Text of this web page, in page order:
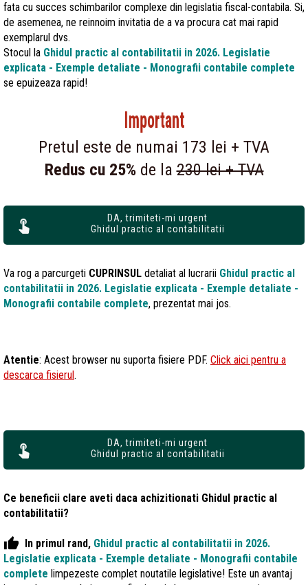
fata cu succes schimbarilor complexe din legislatia fiscal-contabila. Si,
de asemenea, ne reinnoim invitatia de a va procura cat mai rapid
exemplarul dvs.
Stocul la Ghidul practic al contabilitatii in 2026. Legislatie
explicata - Exemple detaliate - Monografii contabile complete
se epuizeaza rapid!
Important
Pretul este de numai 173 lei + TVA
Redus cu 25%de la230 lei + TVA
DA, trimiteti-mi urgent
Ghidul practic al contabilitatii
Va rog a parcurgeti CUPRINSUL detaliat al lucrarii Ghidul practic al
contabilitatii in 2026. Legislatie explicata - Exemple detaliate -
Monografii contabile complete, prezentat mai jos.
Atentie: Acest browser nu suporta fisiere PDF. Click aici pentru a
descarca fisierul.
DA, trimiteti-mi urgent
Ghidul practic al contabilitatii
Ce beneficii clare aveti daca achizitionati Ghidul practic al
contabilitatii?
thumb_up In primul rand, Ghidul practic al contabilitatii in 2026.
Legislatie explicata - Exemple detaliate - Monografii contabile
complete limpezeste complet noutatile legislative! Este un avantaj